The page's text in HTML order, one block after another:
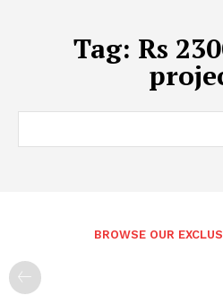
Tag: Rs
BROWSE OUR